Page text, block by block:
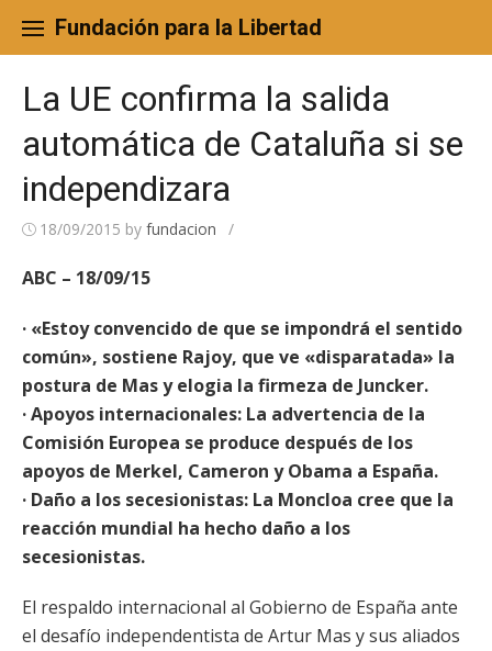
content
Fundación para la Libertad
La UE confirma la salida
automática de Cataluña si se
independizara
18/09/2015 by fundacion /
ABC – 18/09/15
· «Estoy convencido de que se impondrá el sentido
común», sostiene Rajoy, que ve «disparatada» la
postura de Mas y elogia la firmeza de Juncker.
· Apoyos internacionales: La advertencia de la
Comisión Europea se produce después de los
apoyos de Merkel, Cameron y Obama a España.
· Daño a los secesionistas: La Moncloa cree que la
reacción mundial ha hecho daño a los
secesionistas.
El respaldo internacional al Gobierno de España ante
el desafío independentista de Artur Mas y sus aliados